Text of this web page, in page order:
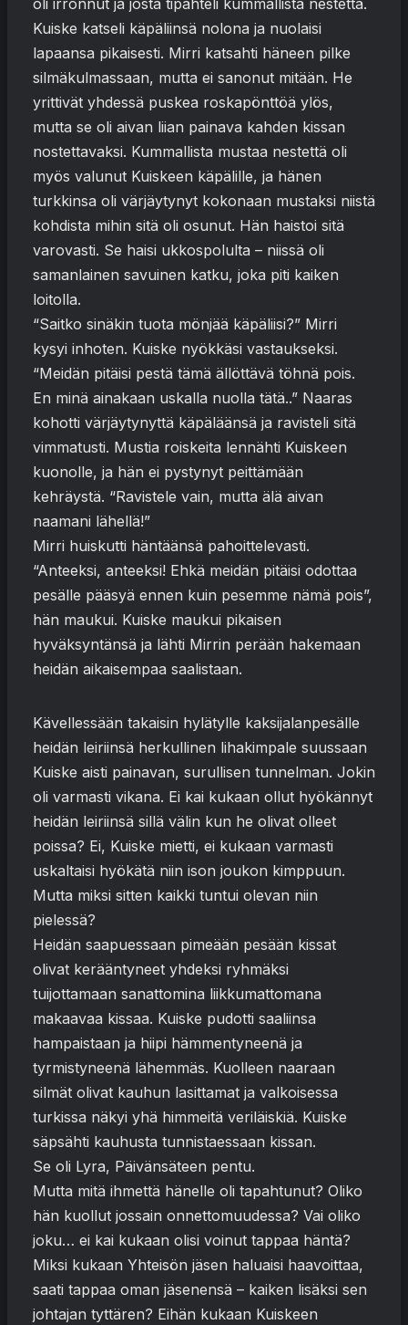
oli irronnut ja josta tipahteli kummallista nestettä.
Kuiske katseli käpäliinsä nolona ja nuolaisi
lapaansa pikaisesti. Mirri katsahti häneen pilke
silmäkulmassaan, mutta ei sanonut mitään. He
yrittivät yhdessä puskea roskapönttöä ylös,
mutta se oli aivan liian painava kahden kissan
nostettavaksi. Kummallista mustaa nestettä oli
myös valunut Kuiskeen käpälille, ja hänen
turkkinsa oli värjäytynyt kokonaan mustaksi niistä
kohdista mihin sitä oli osunut. Hän haistoi sitä
varovasti. Se haisi ukkospolulta – niissä oli
samanlainen savuinen katku, joka piti kaiken
loitolla.
“Saitko sinäkin tuota mönjää käpäliisi?” Mirri
kysyi inhoten. Kuiske nyökkäsi vastaukseksi.
“Meidän pitäisi pestä tämä ällöttävä töhnä pois.
En minä ainakaan uskalla nuolla tätä..” Naaras
kohotti värjäytynyttä käpäläänsä ja ravisteli sitä
vimmatusti. Mustia roiskeita lennähti Kuiskeen
kuonolle, ja hän ei pystynyt peittämään
kehräystä. “Ravistele vain, mutta älä aivan
naamani lähellä!”
Mirri huiskutti häntäänsä pahoittelevasti.
“Anteeksi, anteeksi! Ehkä meidän pitäisi odottaa
pesälle pääsyä ennen kuin pesemme nämä pois”,
hän maukui. Kuiske maukui pikaisen
hyväksyntänsä ja lähti Mirrin perään hakemaan
heidän aikaisempaa saalistaan.
Kävellessään takaisin hylätylle kaksijalanpesälle
heidän leiriinsä herkullinen lihakimpale suussaan
Kuiske aisti painavan, surullisen tunnelman. Jokin
oli varmasti vikana. Ei kai kukaan ollut hyökännyt
heidän leiriinsä sillä välin kun he olivat olleet
poissa? Ei, Kuiske mietti, ei kukaan varmasti
uskaltaisi hyökätä niin ison joukon kimppuun.
Mutta miksi sitten kaikki tuntui olevan niin
pielessä?
Heidän saapuessaan pimeään pesään kissat
olivat kerääntyneet yhdeksi ryhmäksi
tuijottamaan sanattomina liikkumattomana
makaavaa kissaa. Kuiske pudotti saaliinsa
hampaistaan ja hiipi hämmentyneenä ja
tyrmistyneenä lähemmäs. Kuolleen naaraan
silmät olivat kauhun lasittamat ja valkoisessa
turkissa näkyi yhä himmeitä veriläiskiä. Kuiske
säpsähti kauhusta tunnistaessaan kissan.
Se oli Lyra, Päivänsäteen pentu.
Mutta mitä ihmettä hänelle oli tapahtunut? Oliko
hän kuollut jossain onnettomuudessa? Vai oliko
joku… ei kai kukaan olisi voinut tappaa häntä?
Miksi kukaan Yhteisön jäsen haluaisi haavoittaa,
saati tappaa oman jäsenensä – kaiken lisäksi sen
johtajan tyttären? Eihän kukaan Kuiskeen